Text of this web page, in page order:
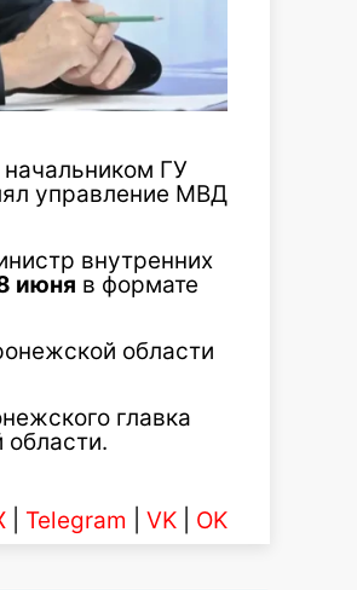
начальником ГУ
управление МВД
внутренних
июня в формате
области
главка
Telegram VK OK